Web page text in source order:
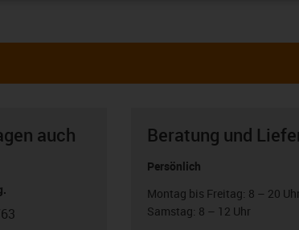
auch
Beratung und
Persönlich
Montag bis Freitag: 8 – 20 Uhr
Samstag: 8 – 12 Uhr